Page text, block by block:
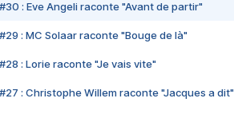
#30 : Eve Angeli raconte "Avant de partir"
#29 : MC Solaar raconte "Bouge de là"
#28 : Lorie raconte "Je vais vite"
#27 : Christophe Willem raconte "Jacques a dit"